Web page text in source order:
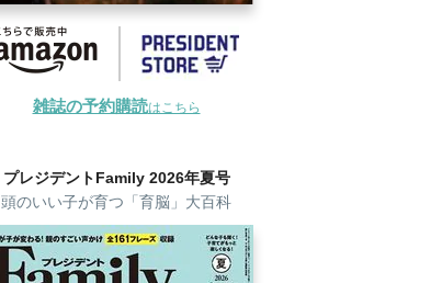
雑誌の予約購読はこちら
プレジデントFamily 2026年夏号
頭のいい子が育つ「育脳」大百科